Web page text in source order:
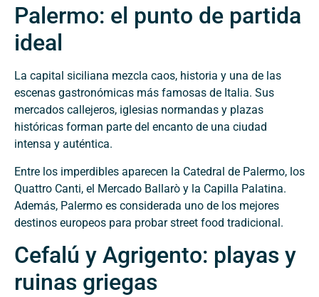
Palermo: el punto de partida
ideal
La capital siciliana mezcla caos, historia y una de las
escenas gastronómicas más famosas de Italia. Sus
mercados callejeros, iglesias normandas y plazas
históricas forman parte del encanto de una ciudad
intensa y auténtica.
Entre los imperdibles aparecen la Catedral de Palermo, los
Quattro Canti, el Mercado Ballarò y la Capilla Palatina.
Además, Palermo es considerada uno de los mejores
destinos europeos para probar street food tradicional.
Cefalú y Agrigento: playas y
ruinas griegas